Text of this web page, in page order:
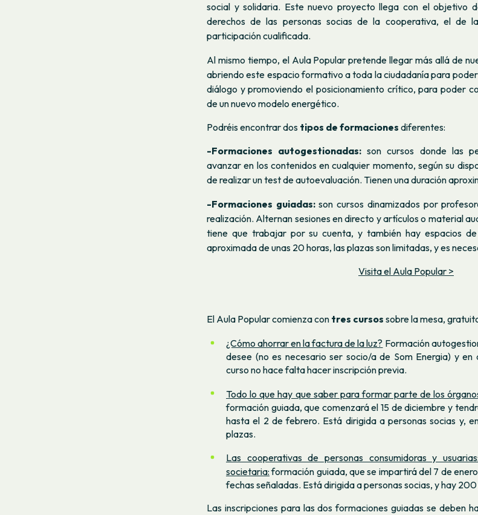
social y solidaria. Este nuevo proyecto llega con el objetivo
derechos de las personas socias de la cooperativa, el de
participación cualificada.
Al mismo tiempo, el Aula Popular pretende llegar más allá de
abriendo este espacio formativo a toda la ciudadanía para
diálogo y promoviendo el posicionamiento crítico, para poder
de un nuevo modelo energético.
Podréis encontrar dos tipos de formaciones diferentes:
-Formaciones autogestionadas: son cursos donde las
avanzar en los contenidos en cualquier momento, según su
de realizar un test de autoevaluación. Tienen una duración
-Formaciones guiadas:son cursos dinamizados por
realización. Alternan sesiones en directo y artículos o material
tiene que trabajar por su cuenta, y también hay espacios
aproximada de unas 20 horas, las plazas son limitadas, y es
Visita el Aula Popular >
El Aula Popular comienza con tres cursos sobre la mesa,
¿Cómo ahorrar en la factura de la luz? Formación
desee (no es necesario ser socio/a de Som Energia) y
curso no hace falta hacer inscripción previa.
Todo lo que hay que saber para formar parte de los
formación guiada, que comenzará el 15 de diciembre y
hasta el 2 de febrero. Está dirigida a personas socias y,
plazas.
Las cooperativas de personas consumidoras y
societaria:formación guiada, que se impartirá del 7 de
fechas señaladas. Está dirigida a personas socias, y hay
Las inscripciones para las dos formaciones guiadas se deben